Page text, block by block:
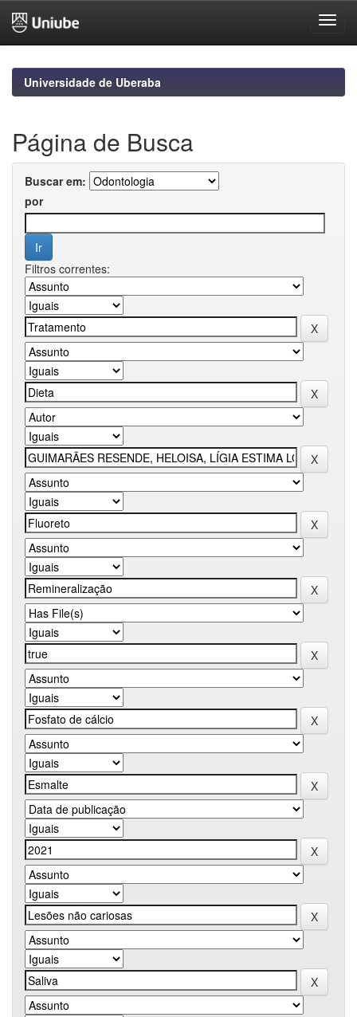
navigationUniversidade de Uberaba
Página de Busca
Buscar em:
por
Filtros correntes: